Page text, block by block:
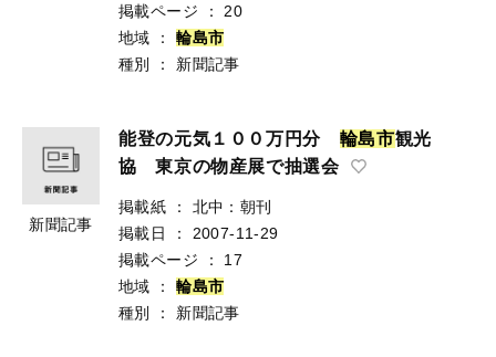
掲載ページ
：
20
地域
： 輪島市
種別
： 新聞記事
新聞記事
能登の元気１００万円分 輪島市観光
協 東京の物産展で抽選会
掲載紙 ：
北中：朝刊
掲載日
：
2007-11-29
掲載ページ
：
17
地域
： 輪島市
種別
： 新聞記事